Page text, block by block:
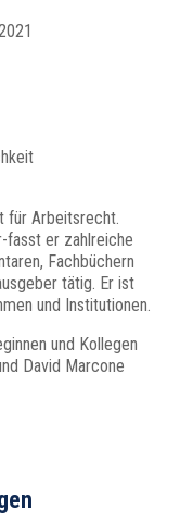
für Arbeits­recht.
fasst er zahlreiche
Fachbü­chern
tätig. Er ist
und Insti­tu­tionen.
und Kollegen
David Marcone